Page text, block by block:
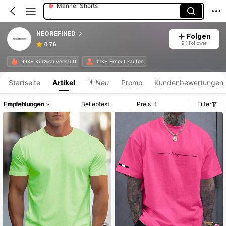
NEOREFINED
4.76
Folgen
9K Follower
99K+ Kürzlich verkauft 11K+ Erneut kaufen
Produktinformation: Preisangabe, Verkaufs- und Lagerbestandsdetails.
Startseite Artikel Neu Promo Kundenbewertungen
Empfehlungen Beliebtest Preis Filter